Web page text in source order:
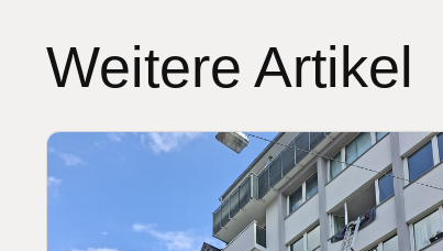
Weitere Artikel